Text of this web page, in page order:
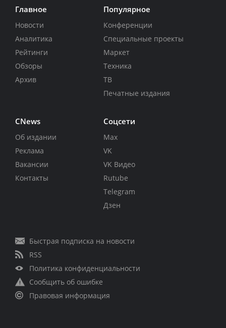
Главное
Новости
Аналитика
Рейтинги
Обзоры
Архив
Популярное
Конференции
Специальные проекты
Маркет
Техника
ТВ
Печатные издания
CNews
Об издании
Реклама
Вакансии
Контакты
Соцсети
Max
VK
VK Видео
Rutube
Telegram
Дзен
Быстрая подписка на новости
RSS
Политика конфиденциальности
Сообщить об ошибке
Правовая информация